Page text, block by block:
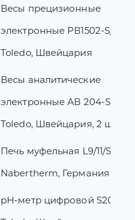
Весы прецизионные
электронные PВ1502-S/A
Toledo, Швейцария
Весы аналитические
электронные АВ 204-S/A
Toledo, Швейцария, 2 шт.
Печь муфельная L9/11/SKM,
Nabertherm, Германия
рН-метр цифровой S20-K